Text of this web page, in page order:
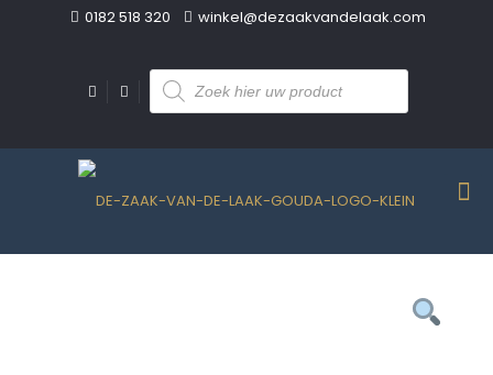
0182 518 320 winkel@dezaakvandelaak.com
Producten
zoeken